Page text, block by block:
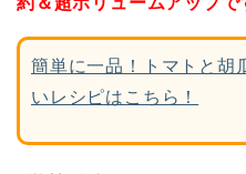
簡単に一品！トマトと胡
いレシピはこちら！